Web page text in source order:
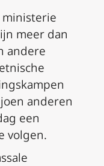
ministerie
meer dan
andere
anderen
een
volgen.